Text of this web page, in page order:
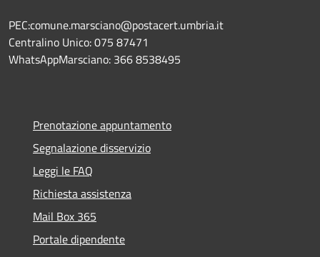
PEC:comune.marsciano@postacert.umbria.it
Centralino Unico: 075 87471
WhatsAppMarsciano: 366 8538495
Prenotazione appuntamento
Segnalazione disservizio
Leggi le FAQ
Richiesta assistenza
Mail Box 365
Portale dipendente